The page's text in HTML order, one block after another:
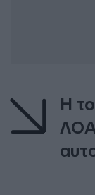
Η